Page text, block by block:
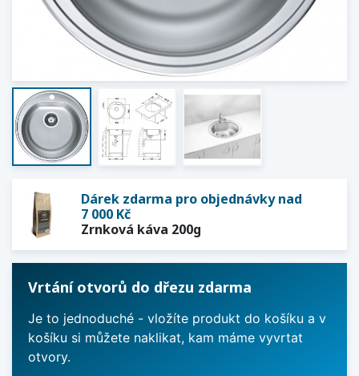
Dárek zdarma pro objednávky nad
7 000 Kč
Zrnková káva 200g
Vrtání otvorů do dřezu zdarma
Je to jednoduché - vložíte produkt do košíku a v
košíku si můžete naklikat, kam máme vyvrtat
otvory.